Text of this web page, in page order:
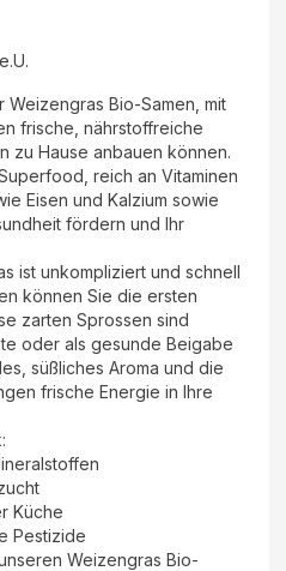
Bio-Samen, mit
frische, nährstoffreiche
zu Hause anbauen können.
reich an Vitaminen
Eisen und Kalzium sowie
fördern und Ihr
ist unkompliziert und schnell
können Sie die ersten
zarten Sprossen sind
oder als gesunde Beigabe
süßliches Aroma und die
frische Energie in Ihre
Küche
Pestizide
Weizengras Bio-